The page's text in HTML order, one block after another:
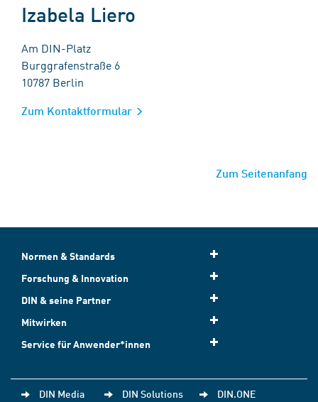
Izabela Liero
Am DIN-Platz
Burggrafenstraße 6
10787 Berlin
Zum Kontaktformular
Zum Seitenanfang
Normen & Standards
Forschung & Innovation
DIN & seine Partner
Mitwirken
Service für Anwender*innen
DIN Media DIN Solutions DIN.ONE